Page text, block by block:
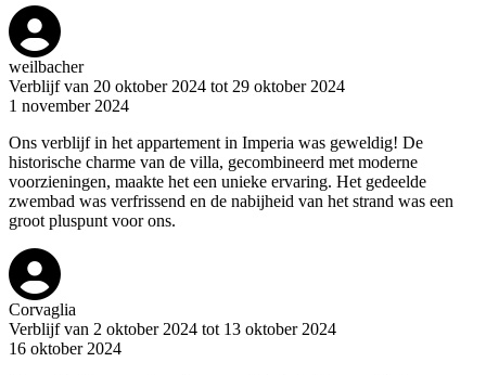
weilbacher
Verblijf van 20 oktober 2024 tot 29 oktober 2024
1 november 2024
Ons verblijf in het appartement in Imperia was geweldig! De
historische charme van de villa, gecombineerd met moderne
voorzieningen, maakte het een unieke ervaring. Het gedeelde
zwembad was verfrissend en de nabijheid van het strand was een
groot pluspunt voor ons.
Corvaglia
Verblijf van 2 oktober 2024 tot 13 oktober 2024
16 oktober 2024